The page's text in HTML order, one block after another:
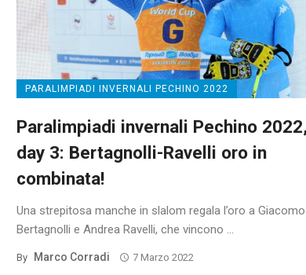
PARALIMPIADI INVERNALI PECHINO 2022
Paralimpiadi invernali Pechino
day 3: Bertagnolli-Ravelli oro in
combinata!
Una strepitosa manche in slalom regala l’oro a Giacomo
Bertagnolli e Andrea Ravelli, che vincono ...
By Marco Corradi 7 Marzo 2022